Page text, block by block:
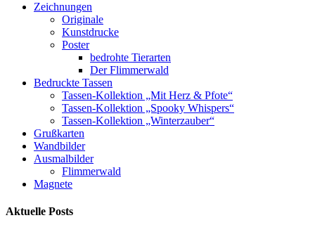
können
auf
der
Produktseite
gewählt
werden
Zeichnungen
Originale
Kunstdrucke
Poster
bedrohte Tierarten
Der Flimmerwald
Bedruckte Tassen
Tassen-Kollektion „Mit Herz & Pfote“
Tassen-Kollektion „Spooky Whispers“
Tassen-Kollektion „Winterzauber“
Grußkarten
Wandbilder
Ausmalbilder
Flimmerwald
Magnete
Aktuelle Posts